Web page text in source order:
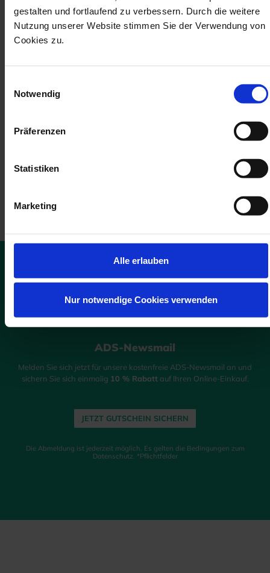
gestalten und fortlaufend zu verbessern. Durch die weitere
Nutzung unserer Website stimmen Sie der Verwendung von
Cookies zu.
Notwendig
Präferenzen
Statistiken
Marketing
Alle erlauben
Nur notwendige Cookies verwenden
Datenschutz
Ich habe dieDatenschutzbestimmungenzur Kenntnis
genommen und die
10%
GUTSCHEIN
ADS-Newsmail
Melden Sie sich jetzt für unsere kostenfreie ADS-Newsmail an und
sichern Sie sich einmalig 10 % Rabattauf Ihren Online-Einkauf.
JETZT GUTSCHEIN SICHERN
Die Abmeldung ist jederzeit möglich. Es gelten die Bedingungen zum
Datenschutz. *Pflichtfelder